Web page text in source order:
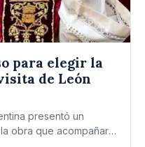
para elegir la
de León
presentó un
obra que acompañará